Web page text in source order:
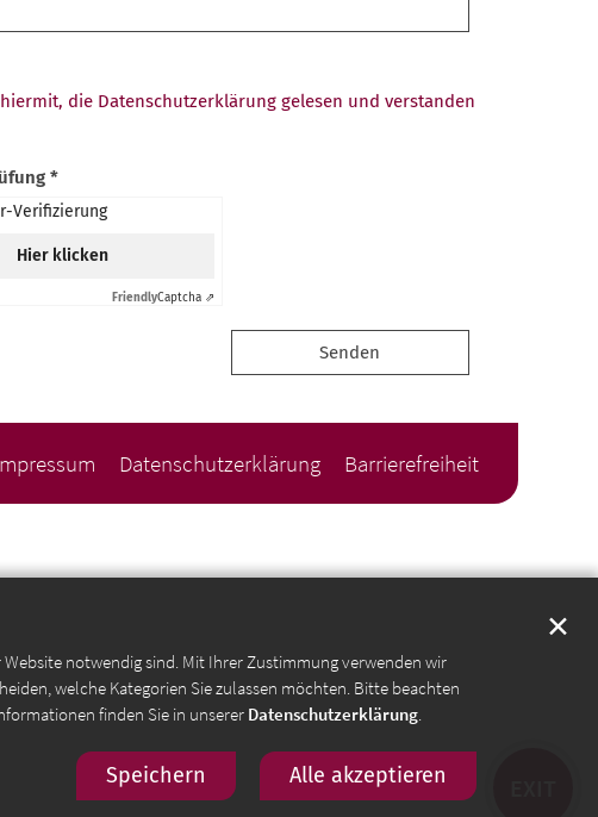
notwendig sind. Mit Ihrer Zustimmung verwenden wir
welche Kategorien Sie zulassen möchten. Bitte beachten
finden Sie in unserer Datenschutzerklärung.
Speichern Alle akzeptieren
✕
die Datenschutzerklärung gelesen und verstanden
*
Verifizierung
Hier klicken
FriendlyCaptcha ⇗
Datenschutzerklärung Barrierefreiheit